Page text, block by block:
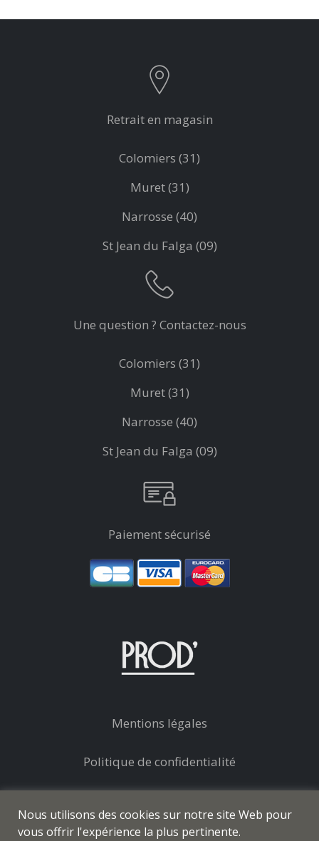
Retrait en magasin
Colomiers (31)
Muret (31)
Narrosse (40)
St Jean du Falga (09)
Une question ? Contactez-nous
Colomiers (31)
Muret (31)
Narrosse (40)
St Jean du Falga (09)
Paiement sécurisé
Mentions légales
Politique de confidentialité
Nous utilisons des cookies sur notre site Web pour
vous offrir l'expérience la plus pertinente.